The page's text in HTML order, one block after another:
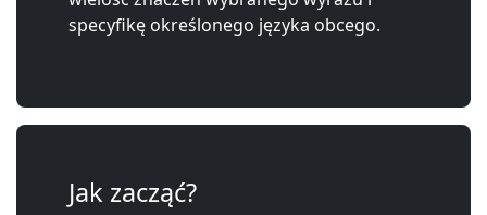
specyfikę określonego języka obcego.
Jak zacząć?